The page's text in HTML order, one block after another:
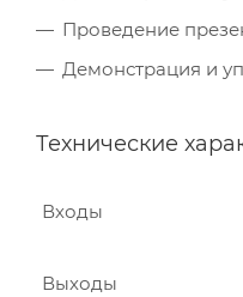
Проведение
Демонстрация и
Технические
Входы
Выходы